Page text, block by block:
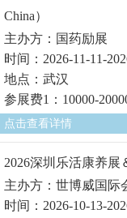
China）
主办方：国药励展
时间：2026-11-11-
地点：武汉
参展费1：10000-
点击查看详情
2026深圳乐活康养
主办方：世博威国际
时间：2026-10-13-